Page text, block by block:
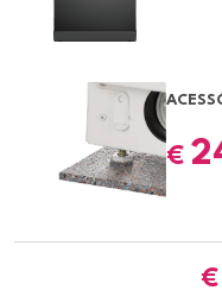
€
€